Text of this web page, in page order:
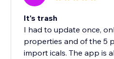
It's trash
I had to update once,
properties and of the 5
import icals. The app is